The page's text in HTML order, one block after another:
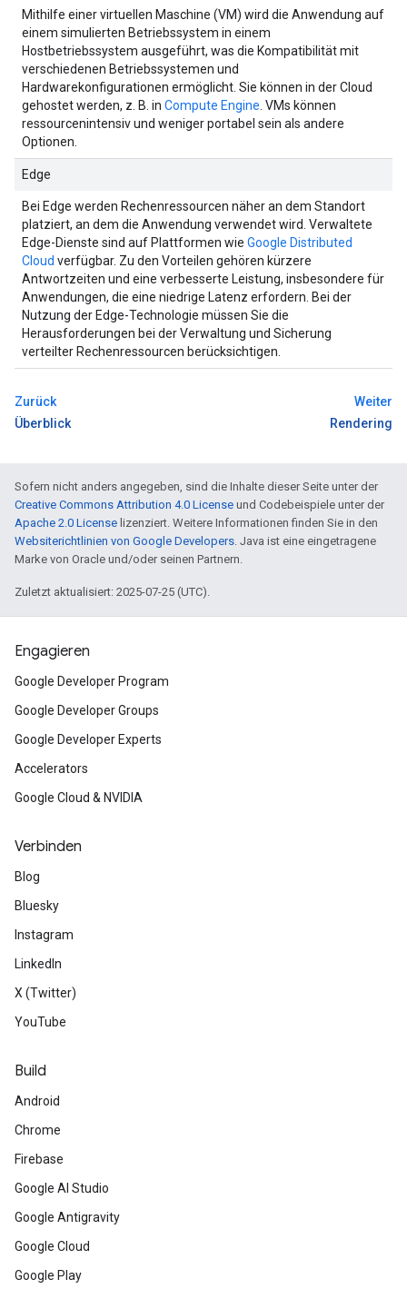
Mithilfe einer virtuellen Maschine (VM) wird die Anwendung auf
einem simulierten Betriebssystem in einem
Hostbetriebssystem ausgeführt, was die Kompatibilität mit
verschiedenen Betriebssystemen und
Hardwarekonfigurationen ermöglicht. Sie können in der Cloud
gehostet werden, z. B. in Compute Engine . VMs können
ressourcenintensiv und weniger portabel sein als andere
Optionen.
Edge
Bei Edge werden Rechenressourcen näher an dem Standort
platziert, an dem die Anwendung verwendet wird. Verwaltete
Edge-Dienste sind auf Plattformen wie Google Distributed
Cloud verfügbar. Zu den Vorteilen gehören kürzere
Antwortzeiten und eine verbesserte Leistung, insbesondere für
Anwendungen, die eine niedrige Latenz erfordern. Bei der
Nutzung der Edge-Technologie müssen Sie die
Herausforderungen bei der Verwaltung und Sicherung
verteilter Rechenressourcen berücksichtigen.
Zurück
Überblick
Weiter
Rendering
Sofern nicht anders angegeben, sind die Inhalte dieser Seite unter der
Creative Commons Attribution 4.0 License und Codebeispiele unter der
Apache 2.0 License lizenziert. Weitere Informationen finden Sie in den
Websiterichtlinien von Google Developers. Java ist eine eingetragene
Marke von Oracle und/oder seinen Partnern.
Zuletzt aktualisiert: 2025-07-25 (UTC).
Engagieren
Google Developer Program
Google Developer Groups
Google Developer Experts
Accelerators
Google Cloud & NVIDIA
Verbinden
Blog
Bluesky
Instagram
LinkedIn
X (Twitter)
YouTube
Build
Android
Chrome
Firebase
Google AI Studio
Google Antigravity
Google Cloud
Google Play